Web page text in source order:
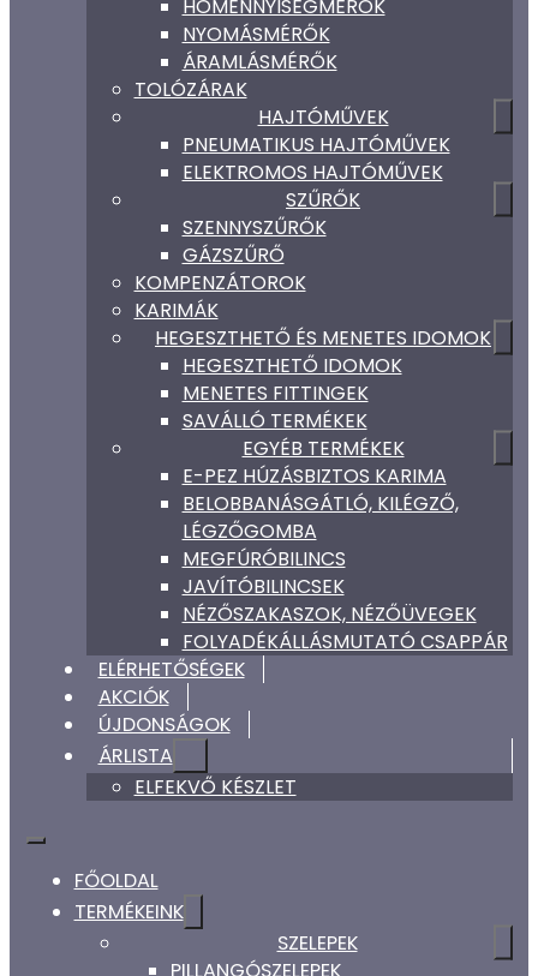
HŐMENNYISÉGMÉRŐK
NYOMÁSMÉRŐK
ÁRAMLÁSMÉRŐK
TOLÓZÁRAK
HAJTÓMŰVEK
PNEUMATIKUS HAJTÓMŰVEK
ELEKTROMOS HAJTÓMŰVEK
SZŰRŐK
SZENNYSZŰRŐK
GÁZSZŰRŐ
KOMPENZÁTOROK
KARIMÁK
HEGESZTHETŐ ÉS MENETES IDOMOK
HEGESZTHETŐ IDOMOK
MENETES FITTINGEK
SAVÁLLÓ TERMÉKEK
EGYÉB TERMÉKEK
E-PEZ HÚZÁSBIZTOS KARIMA
BELOBBANÁSGÁTLÓ, KILÉGZŐ,
LÉGZŐGOMBA
MEGFÚRÓBILINCS
JAVÍTÓBILINCSEK
NÉZŐSZAKASZOK, NÉZŐÜVEGEK
FOLYADÉKÁLLÁSMUTATÓ CSAPPÁR
ELÉRHETŐSÉGEK
AKCIÓK
ÚJDONSÁGOK
ÁRLISTA
ELFEKVŐ KÉSZLET
FŐOLDAL
TERMÉKEINK
SZELEPEK